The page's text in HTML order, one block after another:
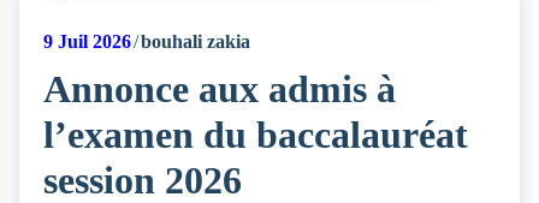
9 Juil 2026 bouhali zakia
Annonce aux admis à
l’examen du baccalauréat
session 2026